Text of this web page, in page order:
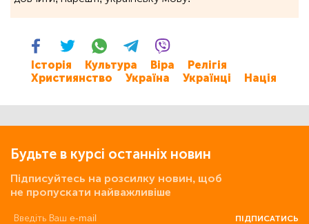
Історія Культура Віра
Релігія
Християнство
Україна Українці Нація
Будьте в курсі останніх новин
Підписуйтесь на розсилку новин, щоб
не пропускати найважливіше
ПІДПИСАТИСЬ